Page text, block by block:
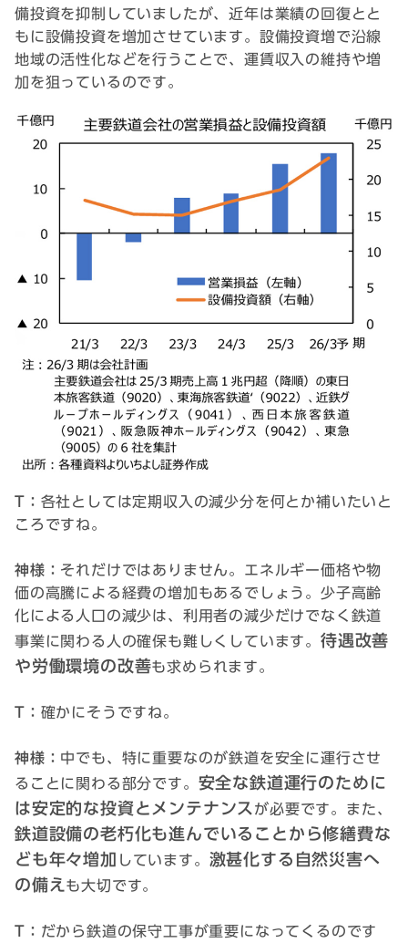
備投資を抑制していましたが、近年は業績の回復とと
もに設備投資を増加させています。設備投資増で沿線
地域の活性化などを行うことで、運賃収入の維持や増
加を狙っているのです。
T： 各社としては定期収入の減少分を何とか補いたいと
ころですね。
神様： それだけではありません。エネルギー価格や物
価の高騰による経費の増加もあるでしょう。少子高齢
化による人口の減少は、利用者の減少だけでなく鉄道
事業に関わる人の確保も難しくしています。 待遇改善
や労働環境の改善も求められます。
T： 確かにそうですね。
神様： 中でも、特に重要なのが鉄道を安全に運行させ
ることに関わる部分です。 安全な鉄道運行のために
は安定的な投資とメンテナンス が必要です。また、
鉄道設備の老朽化も進んでいることから修繕費な
ども年々増加 しています。 激甚化する自然災害へ
の備え も大切です。
T： だから鉄道の保守工事が重要になってくるのです